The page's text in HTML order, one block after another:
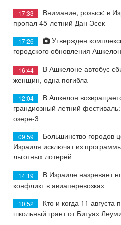
17:33
Внимание, розыск: в
пропал 45-летний Дан Эсек
17:26
Утвержден
городского обновления
16:44
В Ашкелоне автобус
женщин, одна погибла
12:04
В Ашкелон
грандиозный летний
озере-3
09:59
Большинство городов
Израиля исключат из
льготных лотерей
14:19
В Израиле назревает
конфликт в авиаперевозках
10:52
Кто и когда 11 августа
школьный грант от Битуах